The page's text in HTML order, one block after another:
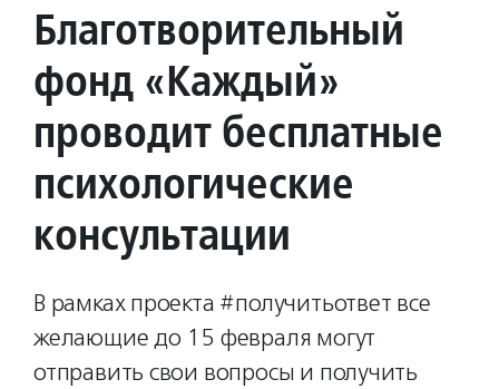
Благотворительный
фонд «Каждый»
проводит бесплатные
психологические
консультации
В рамках проекта #получитьответ все
желающие до 15 февраля могут
отправить свои вопросы и получить